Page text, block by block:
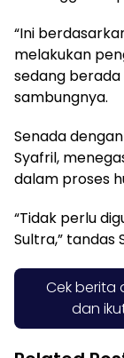
“Ini
melakukan
sedang berada
sambungnya.
Senada
Syafril,
dalam proses
“Tidak perlu
Sultra,” tandas
Cek berita
dan